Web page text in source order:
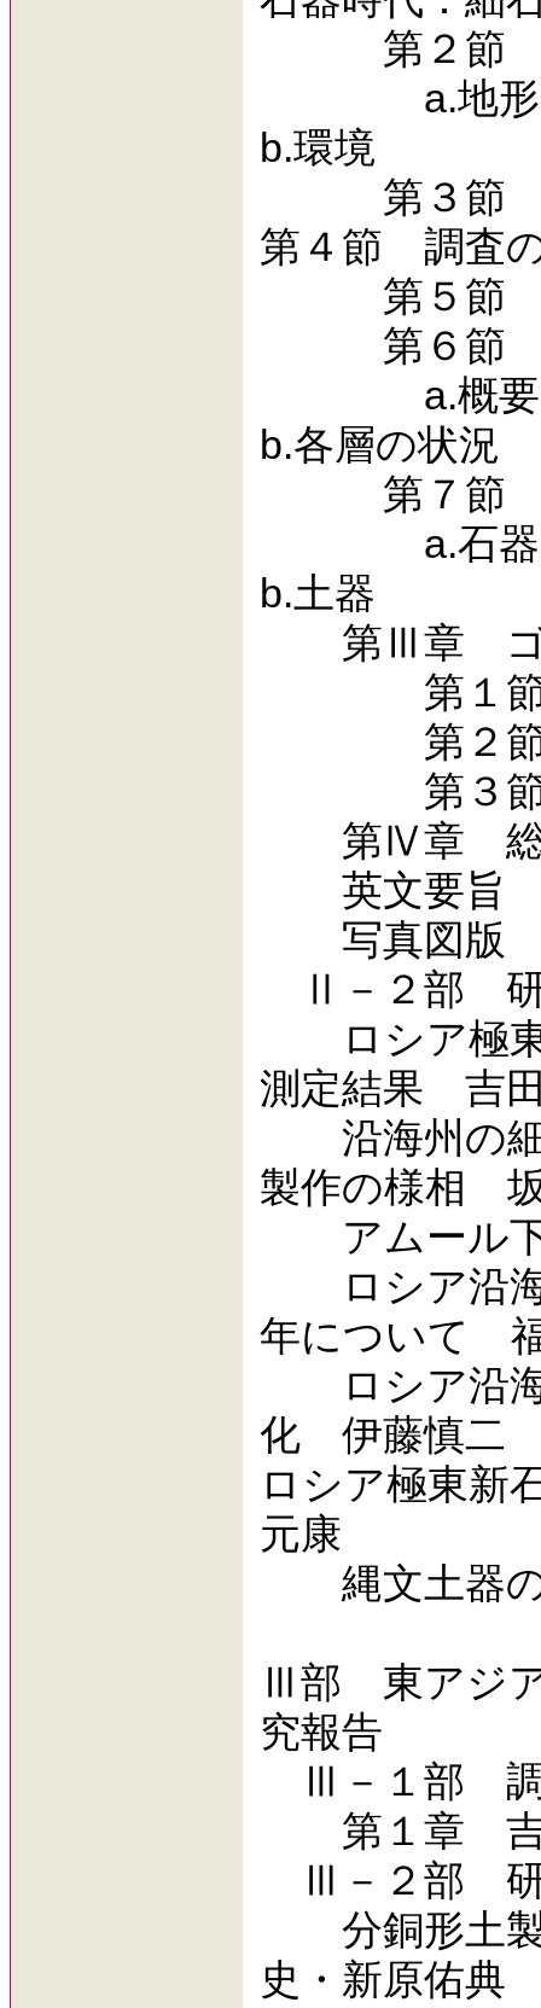
第２節 遺
a.地形
b.環境
第３節 調
第４節 調査
第５節
第６節 遺
a.概要
b.各層の状況
第７節
a.石器
b.土器
第Ⅲ章 ゴ
第１節 ゴ
第２節 細
第３節
第Ⅳ章 総
英文要旨
写真図版
Ⅱ－２部 研
ロシア極東
測定結果 吉
沿海州の細
製作の様相
アムール下
ロシア沿海
年について
ロシア沿海
化 伊藤慎二
ロシア極東新
元康
縄文土器の
Ⅲ部 東アジア
究報告
Ⅲ－１部 調
第１章 吉備
Ⅲ－２部 研
分銅形土製
史・新原佑典